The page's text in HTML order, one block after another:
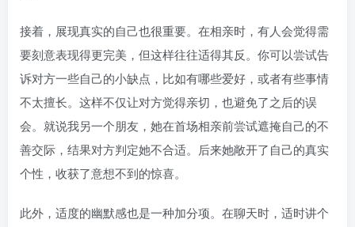
接着，展现真实的自己也很重要。在相亲时，有人会觉得需
要刻意表现得更完美，但这样往往适得其反。你可以尝试告
诉对方一些自己的小缺点，比如有哪些爱好，或者有些事情
不太擅长。这样不仅让对方觉得亲切，也避免了之后的误
会。就说我另一个朋友，她在首场相亲前尝试遮掩自己的不
善交际，结果对方判定她不合适。后来她敞开了自己的真实
个性，收获了意想不到的惊喜。
此外，适度的幽默感也是一种加分项。在聊天时，适时讲个